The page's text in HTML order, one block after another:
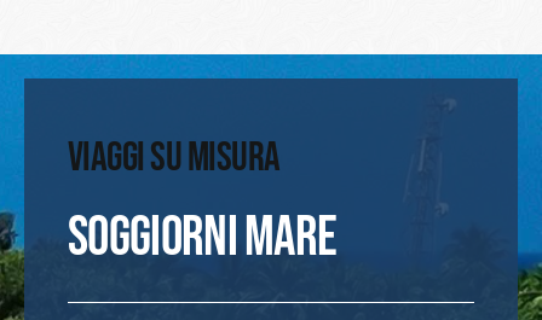
VIAGGISU MISURA
SOGGIORNI MARE